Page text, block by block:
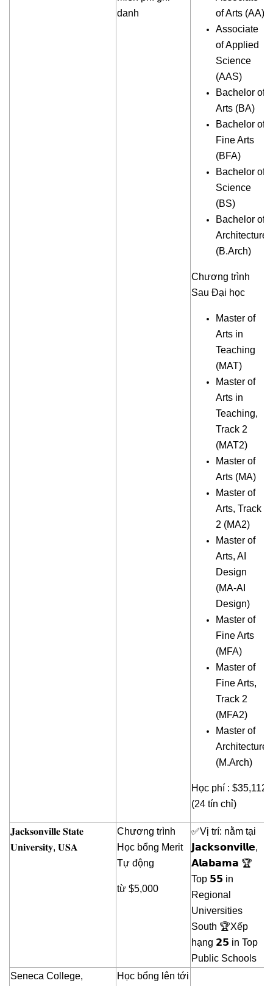
danh
of Arts (AA)
Associate
of Applied
Science
(AAS)
Bachelor of
Arts (BA)
Bachelor of
Fine Arts
(BFA)
Bachelor of
Science
(BS)
Bachelor of
Architecture
(B.Arch)
Chương trình
Sau Đại học
Master of
Arts in
Teaching
(MAT)
Master of
Arts in
Teaching,
Track 2
(MAT2)
Master of
Arts (MA)
Master of
Arts, Track
2 (MA2)
Master of
Arts, AI
Design
(MA-AI
Design)
Master of
Fine Arts
(MFA)
Master of
Fine Arts,
Track 2
(MFA2)
Master of
Architecture
(M.Arch)
Học phí : $35,112
(24 tín chỉ)
𝐉𝐚𝐜𝐤𝐬𝐨𝐧𝐯𝐢𝐥𝐥𝐞 𝐒𝐭𝐚𝐭𝐞
𝐔𝐧𝐢𝐯𝐞𝐫𝐬𝐢𝐭𝐲, 𝐔𝐒𝐀
Chương trình
Học bổng Merit
Tự động
từ $5,000
✅Vị trí: nằm tại
𝗝𝗮𝗰𝗸𝘀𝗼𝗻𝘃𝗶𝗹𝗹𝗲,
𝗔𝗹𝗮𝗯𝗮𝗺𝗮 🏆
Top 𝟱𝟱 in
Regional
Universities
South 🏆Xếp
hạng 𝟮𝟱 in Top
Public Schools
Seneca College,
Học bổng lên tới